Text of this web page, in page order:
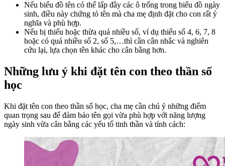
Nếu biểu đồ tên có thể lấp đầy các ô trống trong biểu đồ ngày
sinh, điều này chứng tỏ tên mà cha mẹ định đặt cho con rất ý
nghĩa và phù hợp.
Nếu bị thiếu hoặc thừa quá nhiều số, ví dụ thiếu số 4, 6, 7, 8
hoặc có quá nhiều số 2, số 5,…thì cần cân nhắc và nghiên
cứu lại, lựa chọn tên khác cho cân bằng hơn.
Những lưu ý khi đặt tên con theo thần số
học
Khi đặt tên con theo thần số học, cha mẹ cần chú ý những điểm
quan trọng sau để đảm bảo tên gọi vừa phù hợp với năng lượng
ngày sinh vừa cân bằng các yếu tố tinh thần và tính cách: